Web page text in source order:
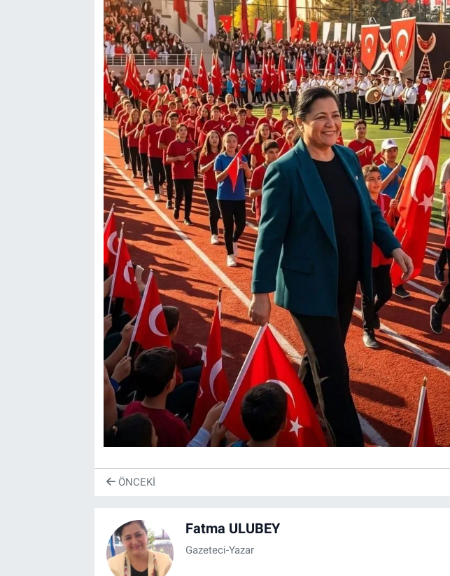
ÖNCEKI
Fatma ULUBEY
Gazeteci-Yazar